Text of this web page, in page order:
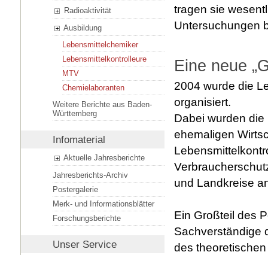
Radioaktivität
Ausbildung
Lebensmittelchemiker
Lebensmittelkontrolleure
MTV
Chemielaboranten
Weitere Berichte aus Baden-
Württemberg
Infomaterial
Aktuelle Jahresberichte
Jahresberichts-Archiv
Postergalerie
Merk- und Informationsblätter
Forschungsberichte
Unser Service
tragen sie
Untersuchungen
Eine neue
2004 wurde die
organisiert.
Dabei wurden
ehemaligen
und Landkreise
Ein Großteil des
Sachverständige
des